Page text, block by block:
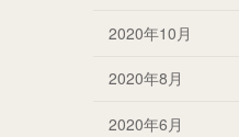
2020年10月
2020年8月
2020年6月